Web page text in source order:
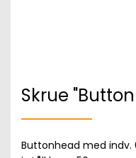
Skrue
Buttonhead med indv.